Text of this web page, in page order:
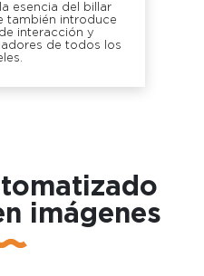
esencia del billar
también introduce
interacción y
de todos los
imágenes